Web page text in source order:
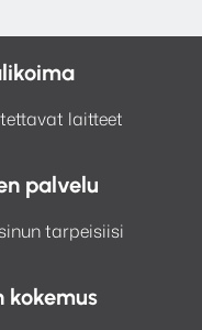
laitteet
palvelu
tarpeisiisi
kokemus